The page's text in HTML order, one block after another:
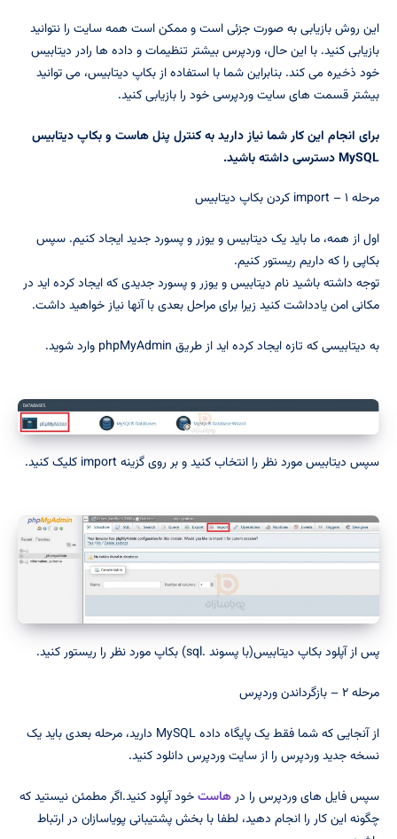
این روش بازیابی به صورت جزئی است و ممکن است همه سایت را نتوانید
بازیابی کنید. با این حال، وردپرس بیشتر تنظیمات و داده ها رادر دیتابیس
خود ذخیره می کند. بنابراین شما با استفاده از بکاپ دیتابیس، می توانید
بیشتر قسمت های سایت وردپرسی خود را بازیابی کنید.
برای انجام این کار شما نیاز دارید به کنترل پنل هاست و بکاپ دیتابیس
MySQL دسترسی داشته باشید.
مرحله ۱ – import کردن بکاپ دیتابیس
اول از همه، ما باید یک دیتابیس و یوزر و پسورد جدید ایجاد کنیم. سپس
بکاپی را که داریم ریستور کنیم.
توجه داشته باشید نام دیتابیس و یوزر و پسورد جدیدی که ایجاد کرده اید در
مکانی امن یادداشت کنید زیرا برای مراحل بعدی با آنها نیاز خواهید داشت.
به دیتابیسی که تازه ایجاد کرده اید از طریق phpMyAdmin وارد شوید.
سپس دیتابیس مورد نظر را انتخاب کنید و بر روی گزینه import کلیک کنید.
پس از آپلود بکاپ دیتابیس(با پسوند .sql) بکاپ مورد نظر را ریستور کنید.
مرحله ۲ – بازگرداندن وردپرس
از آنجایی که شما فقط یک پایگاه داده MySQL دارید، مرحله بعدی باید یک
نسخه جدید وردپرس را از سایت وردپرس دانلود کنید.
سپس فایل های وردپرس را درهاستخود آپلود کنید.اگر مطمئن نیستید که
چگونه این کار را انجام دهید، لطفا با بخش پشتیبانی پویاسازان در ارتباط